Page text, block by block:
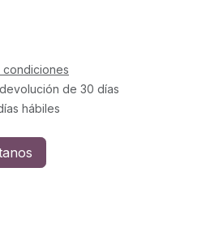
condiciones
de 30 días
hábiles